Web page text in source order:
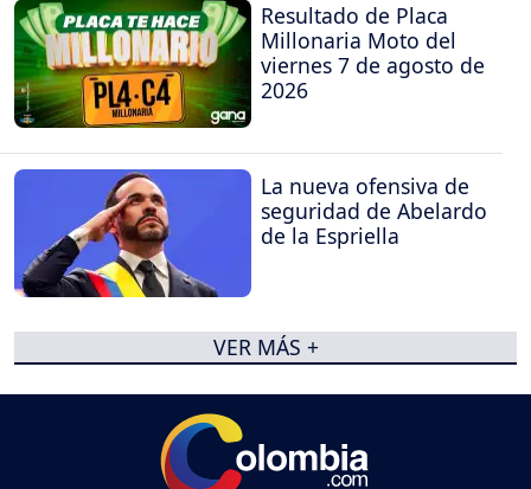
Resultado de Placa
Millonaria Moto del
viernes 7 de agosto de
2026
La nueva ofensiva de
seguridad de Abelardo
de la Espriella
VER MÁS +